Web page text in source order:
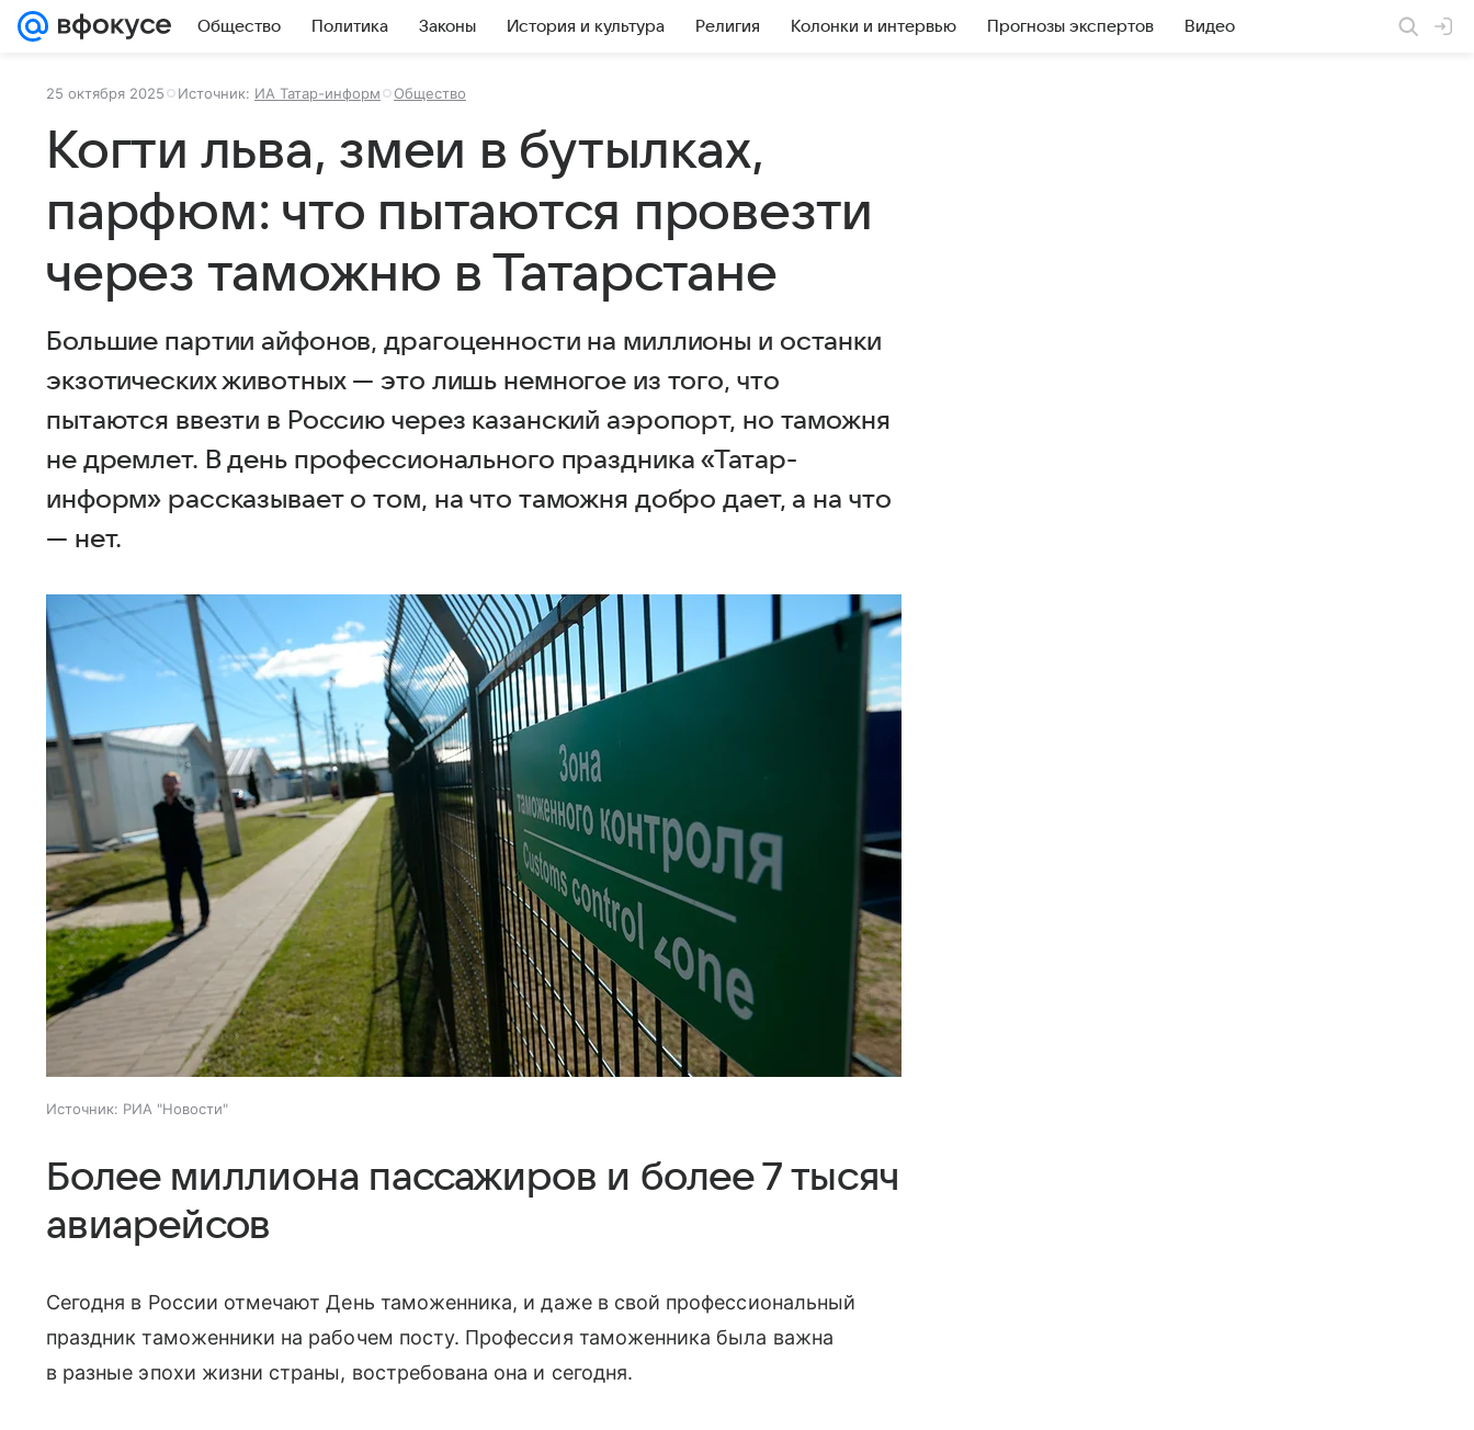
Общество Политика Законы История и культура Религия Колонки и интервью Прогнозы экспертов Видео
25 октября 2025 Источник: ИА Татар-информ Общество
Когти льва, змеи в бутылках,
парфюм: что пытаются провезти
через таможню в Татарстане
Большие партии айфонов, драгоценности на миллионы и останки
экзотических животных — это лишь немногое из того, что
пытаются ввезти в Россию через казанский аэропорт, но таможня
не дремлет. В день профессионального праздника «Татар-
информ» рассказывает о том, на что таможня добро дает, а на что
— нет.
Источник: РИА "Новости"
Более миллиона пассажиров и более 7 тысяч
авиарейсов
Сегодня в России отмечают День таможенника, и даже в свой профессиональный
праздник таможенники на рабочем посту. Профессия таможенника была важна
в разные эпохи жизни страны, востребована она и сегодня.